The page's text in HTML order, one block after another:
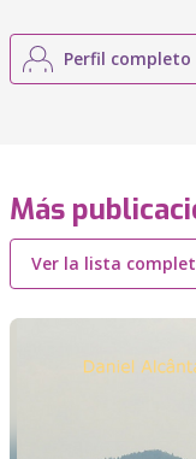
Perfil completo
Más
Ver la lista